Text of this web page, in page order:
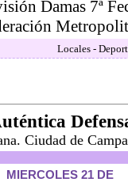
Damas 7ª
Locales -
Ciudad de
MIERCOLES 21 DE